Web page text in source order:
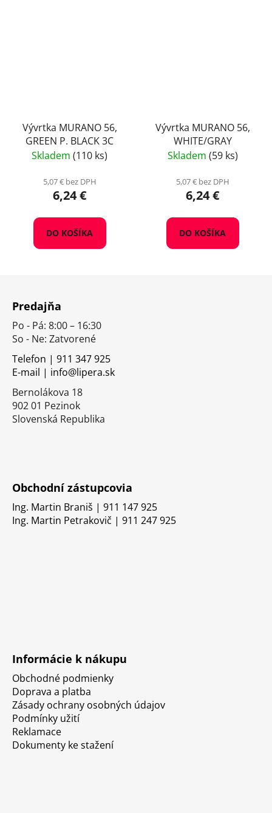
Vývrtka MURANO 56,
GREEN P. BLACK 3C
Skladem (110 ks)
5,07 € bez DPH
6,24 €
DO KOŠÍKA
Vývrtka MURANO 56,
WHITE/GRAY
Skladem (59 ks)
5,07 € bez DPH
6,24 €
DO KOŠÍKA
Predajňa
Po - Pá: 8:00 – 16:30
So - Ne: Zatvorené
Telefon | 911 347 925
E-mail | info@lipera.sk
Bernolákova 18
902 01 Pezinok
Slovenská Republika
Obchodní zástupcovia
Ing. Martin Braniš | 911 147 925
Ing. Martin Petrakovič | 911 247 925
Informácie k nákupu
Obchodné podmienky
Doprava a platba
Zásady ochrany osobných údajov
Podmínky užití
Reklamace
Dokumenty ke stažení